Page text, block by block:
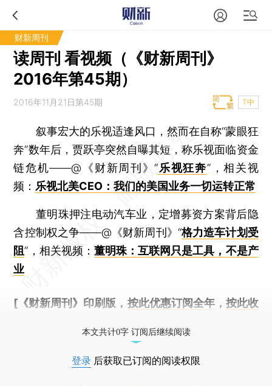
财新周刊
读周刊 看视频（《财新周刊》
2016年第45期）
2016年11月21日第45期 T中
叙事宏大的乐视适逢风口，然而在自称“蒙眼狂
奔”数年后，贾跃亭突然自曝其短，称乐视面临资金
链危机——@《财新周刊》“乐视狂奔”，相关视
频： 乐视北美CEO：我们的美国业务一切运转正常
董明珠押注电动汽车业，定增募资方案背后隐
含控制权之争——@《财新周刊》“格力造车计划受
阻”，相关视频： 董明珠：互联网只是工具，不是产
业
[《财新周刊》印刷版， 按此优惠订阅全年， 按此收
本文共计0字 订阅后继续阅读
登录 后获取已订阅的阅读权限